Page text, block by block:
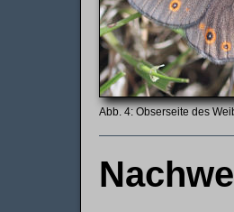
Obserseite des